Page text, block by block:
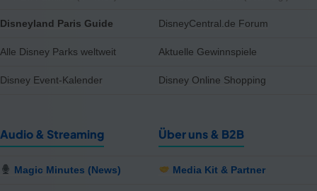
Disneyland Paris Guide
Alle Disney Parks weltweit
Disney Event-Kalender
DisneyCentral.de Forum
Aktuelle Gewinnspiele
Disney Online Shopping
Audio & Streaming
Magic Minutes (News)
Über uns & B2B
Media Kit & Partner